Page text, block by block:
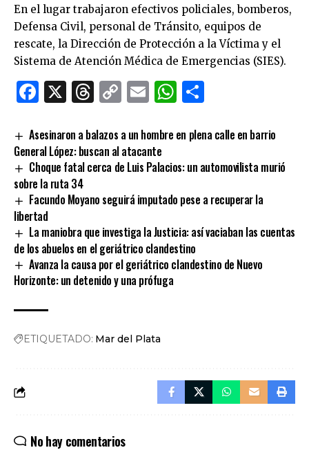
En el lugar trabajaron efectivos policiales, bomberos,
Defensa Civil, personal de Tránsito, equipos de
rescate, la Dirección de Protección a la Víctima y el
Sistema de Atención Médica de Emergencias (SIES).
Facebook
X Threads
CopyEmailWhatsApp
Asesinaron a balazos a un hombre en plena calle en barrio
General López: buscan al atacante
Choque fatal cerca de Luis Palacios: un automovilista murió
sobre la ruta 34
Facundo Moyano seguirá imputado pese a recuperar la
libertad
La maniobra que investiga la Justicia: así vaciaban las cuentas
de los abuelos en el geriátrico clandestino
Avanza la causa por el geriátrico clandestino de Nuevo
Horizonte: un detenido y una prófuga
ETIQUETADO: Mar del Plata
No hay comentarios